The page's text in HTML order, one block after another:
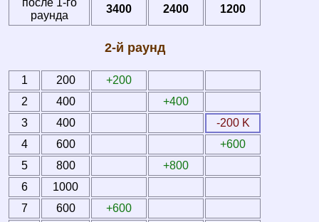
после 1-го
раунда
3400 2400 1200
2-й раунд
1 200
+200
2
400
+400
3
400
-200 K
4
600
+600
5
800
+800
6
1000
7
600
+600